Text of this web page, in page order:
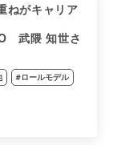
ねがキャリア
武隈 知世さ
#ロールモデル